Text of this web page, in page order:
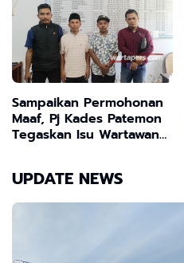
Sampaikan Permohonan
Maaf, Pj Kades Patemon
Tegaskan Isu Wartawan
UPDATE NEWS